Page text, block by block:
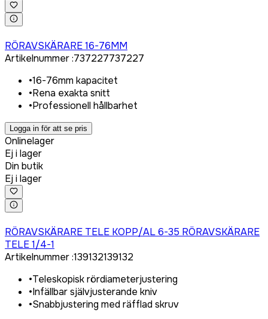
RÖRAVSKÄRARE 16-76MM
Artikelnummer:737227737227
•16-76mm kapacitet
•Rena exakta snitt
•Professionell hållbarhet
Logga in för att se pris
Onlinelager
Ej i lager
Din butik
Ej i lager
RÖRAVSKÄRARE TELE KOPP/AL 6-35 RÖRAVSKÄRARE
TELE 1/4-1
Artikelnummer:139132139132
•Teleskopisk rördiameterjustering
•Infällbar självjusterande kniv
•Snabbjustering med räfflad skruv